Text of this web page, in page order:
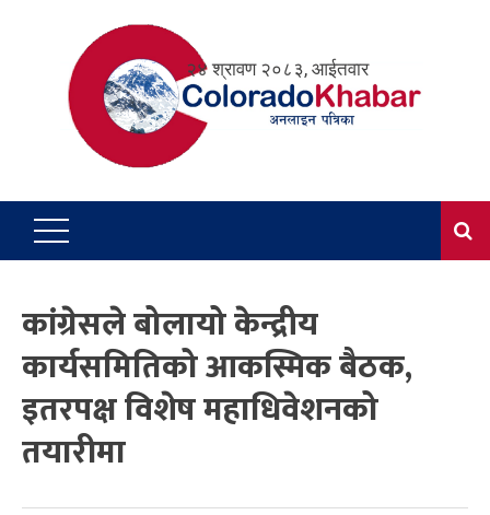
२४ श्रावण २०८३, आईतवार
कांग्रेसले बोलायो केन्द्रीय
कार्यसमितिको आकस्मिक बैठक,
इतरपक्ष विशेष महाधिवेशनको
तयारीमा